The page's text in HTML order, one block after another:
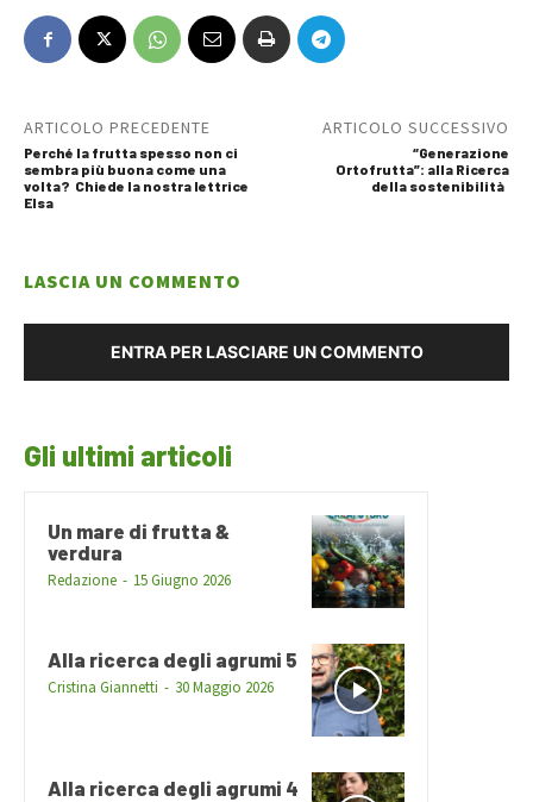
ARTICOLO PRECEDENTE
Perché la frutta spesso non ci
sembra più buona come una
volta? Chiede la nostra lettrice
Elsa
ARTICOLO SUCCESSIVO
“Generazione
Ortofrutta”: alla Ricerca
della sostenibilità
LASCIA UN COMMENTO
ENTRA PER LASCIARE UN COMMENTO
Gli ultimi articoli
Un mare di frutta &
verdura
Redazione - 15 Giugno 2026
Alla ricerca degli agrumi 5
Cristina Giannetti - 30 Maggio 2026
Alla ricerca degli agrumi 4